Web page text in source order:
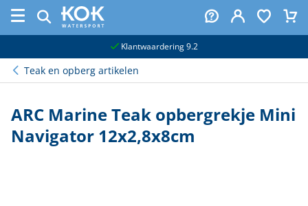
Klantwaardering 9.2
Teak en opberg artikelen
ARC Marine Teak opbergrekje Mini
Navigator 12x2,8x8cm